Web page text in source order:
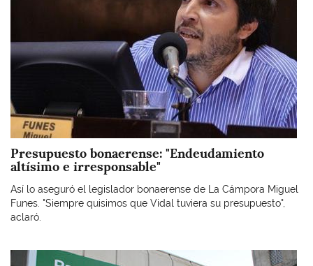
Presupuesto bonaerense: "Endeudamiento
altísimo e irresponsable"
Así lo aseguró el legislador bonaerense de La Cámpora Miguel
Funes. "Siempre quisimos que Vidal tuviera su presupuesto",
aclaró.
Imagen